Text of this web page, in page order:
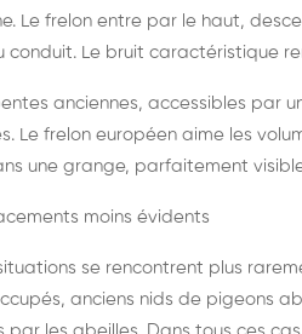
Le frelon entre par le haut,
conduit. Le bruit caractéristique
anciennes, accessibles par
Le frelon européen aime les
une grange, parfaitement
moins évidents
se rencontrent plus
anciens nids de pigeons